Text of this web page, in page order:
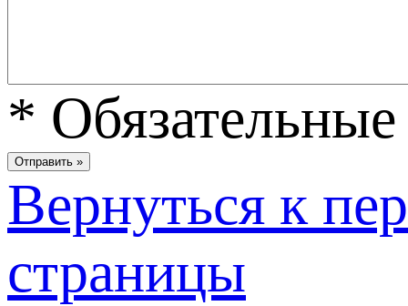
*
Вернуться к
страницы